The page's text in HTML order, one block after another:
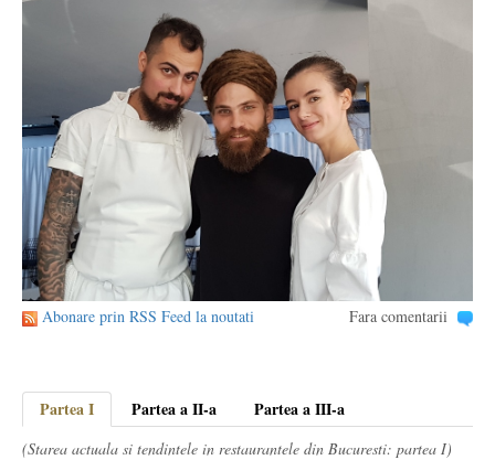
Abonare prin RSS Feed la noutati Fara comentarii
Partea I Partea a II-a Partea a III-a
(Starea actuala si tendintele in restaurantele din Bucuresti: partea I)